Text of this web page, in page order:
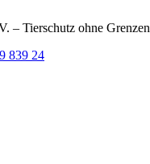
– Tierschutz ohne Grenzen
839 24